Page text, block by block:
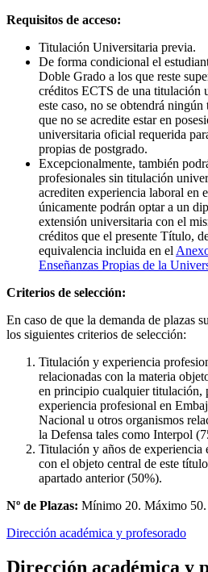
Requisitos de acceso:
Titulación Universitaria previa.
De forma condicional el
Doble Grado a los que reste
créditos ECTS de una titulación
este caso, no se obtendrá
que no se acredite estar en
universitaria oficial requerida
propias de postgrado.
Excepcionalmente, también
profesionales sin titulación
acrediten experiencia laboral en
únicamente podrán optar a un
extensión universitaria con el
créditos que el presente Título,
equivalencia incluida en el
Enseñanzas Propias de la
Criterios de selección:
En caso de que la demanda de plazas
los siguientes criterios de selección:
Titulación y experiencia
relacionadas con la materia
en principio cualquier titulación,
experiencia profesional en
Nacional u otros organismos
la Defensa tales como Interpol
Titulación y años de experiencia
con el objeto central de este
apartado anterior (50%).
Nº de Plazas: Mínimo 20. Máximo 50.
Dirección académica y profesorado
Dirección académica y